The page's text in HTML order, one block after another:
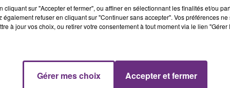
terrible collision survenu vers 14h45 aujourd'hui
à hauteur de la commune d’Avenay-Val d’or, dans la
sur place pour venir en aide aux blessés
cliquant sur "Accepter et fermer", ou affiner en sélectionnant les finalités et/ou
également refuser en cliquant sur "Continuer sans accepter". Vos préférences
à jour vos choix, ou retirer votre consentement à tout moment via le lien
Gérer mes choix Accepter et fermer